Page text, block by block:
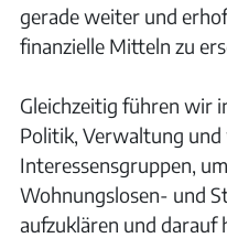
gerade weiter und
finanzielle Mitteln zu
Gleichzeitig führen wir
Politik, Verwaltung
Interessensgruppen,
Wohnungslosen- und
aufzuklären und darauf